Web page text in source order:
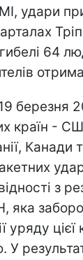
удари
64
березня
країн -
Канади
з
яка
уряду цієї
У